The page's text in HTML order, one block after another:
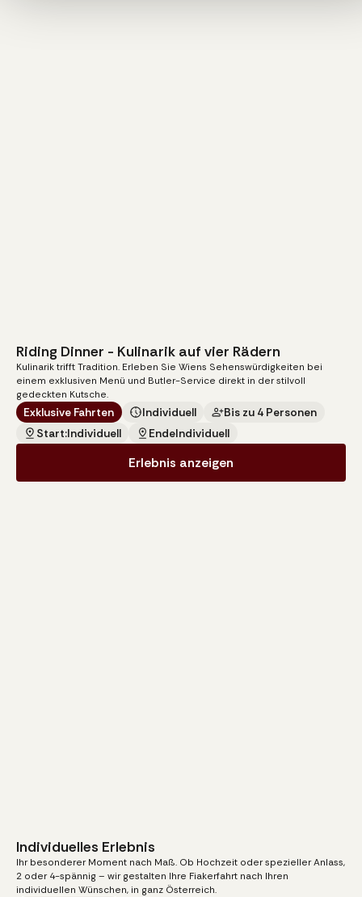
279€
pro Kutsche
Riding Dinner - Kulinarik auf vier Rädern
Kulinarik trifft Tradition. Erleben Sie Wiens Sehenswürdigkeiten bei
einem exklusiven Menü und Butler-Service direkt in der stilvoll
gedeckten Kutsche.
Exklusive Fahrten Individuell
Bis zu 4 Personen
Start:Individuell EndeIndividuell
Erlebnis anzeigen
ab105€
pro Kutsche
Individuelles Erlebnis
Ihr besonderer Moment nach Maß. Ob Hochzeit oder spezieller Anlass,
2 oder 4-spännig – wir gestalten Ihre Fiakerfahrt nach Ihren
individuellen Wünschen, in ganz Österreich.